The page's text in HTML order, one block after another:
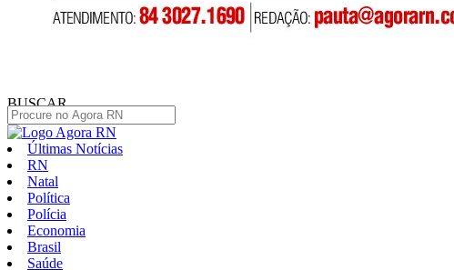
BUSCAR
Últimas Notícias
RN
Natal
Política
Polícia
Economia
Brasil
Saúde